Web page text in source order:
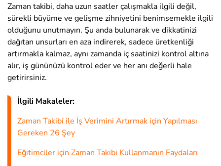
Zaman takibi, daha uzun saatler çalışmakla ilgili değil,
sürekli büyüme ve gelişme zihniyetini benimsemekle ilgili
olduğunu unutmayın. Şu anda bulunarak ve dikkatinizi
dağıtan unsurları en aza indirerek, sadece üretkenliği
artırmakla kalmaz, aynı zamanda iç saatinizi kontrol altına
alır, iş gününüzü kontrol eder ve her anı değerli hale
getirirsiniz.
İlgili Makaleler:
Zaman Takibi ile İş Verimini Artırmak için Yapılması
Gereken 26 Şey
Eğitimciler için Zaman Takibi Kullanmanın Faydaları